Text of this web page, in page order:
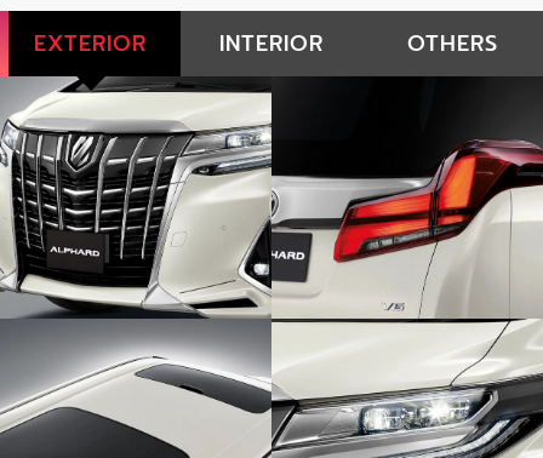
EXTERIOR INTERIOR OTHERS